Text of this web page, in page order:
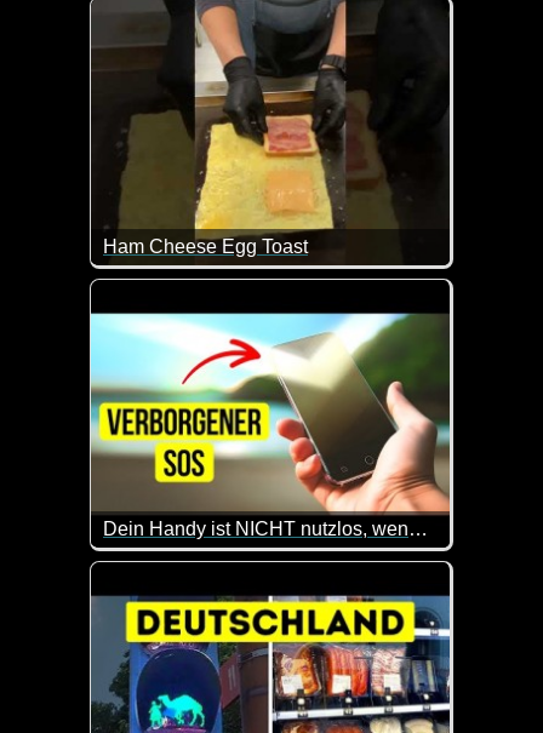
Ham Cheese Egg Toast
Nicht funny, aber ich hab jetzt Hunger :-) Es
Dein Handy ist NICHT nutzlos, wenn du dich in der Wildnis verirrt hast
Wenn du mal auf einer einsamen Insel strandest,